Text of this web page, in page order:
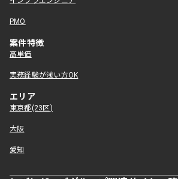
PMO
案件特徴
高単価
実務経験が浅い方OK
エリア
東京都(23区)
大阪
愛知